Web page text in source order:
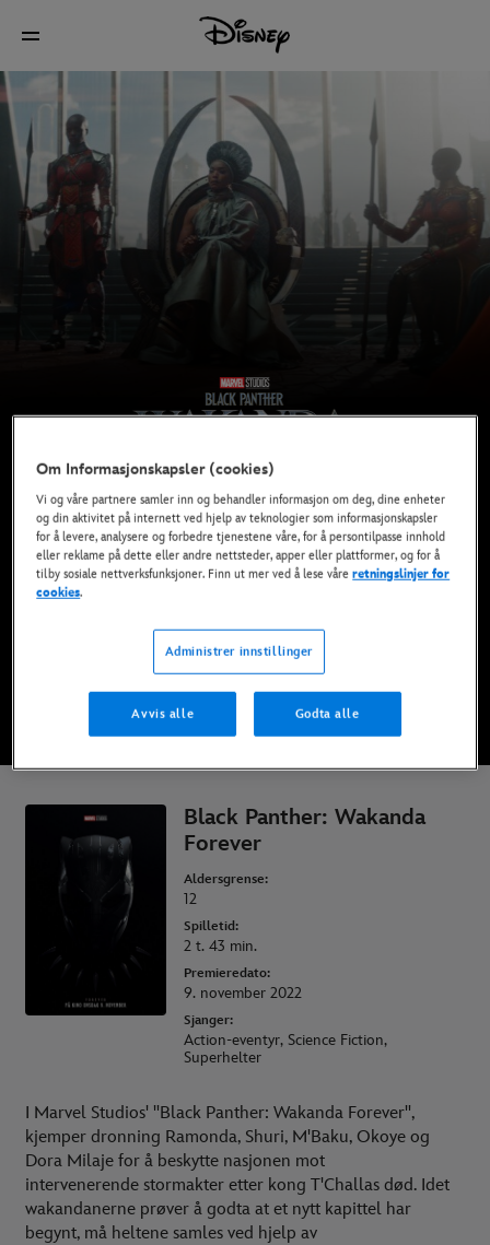
Nå tilgjengelig på Disney+*, DVD, Blu-Ray og
digitalt
KJØP FILMEN
* Vilkår gjelder | Abonnementer fra bare 69 kr per måned
Black Panther: Wakanda
Forever
Aldersgrense:
12
Spilletid:
2 t. 43 min.
Premieredato:
9. november 2022
Sjanger:
Action-eventyr, Science Fiction,
Superhelter
I Marvel Studios' "Black Panther: Wakanda Forever",
kjemper dronning Ramonda, Shuri, M'Baku, Okoye og
Dora Milaje for å beskytte nasjonen mot
intervenerende stormakter etter kong T'Challas død. Idet
wakandanerne prøver å godta at et nytt kapittel har
begynt, må heltene samles ved hjelp av
Om Informasjonskapsler (cookies)
Vi og våre partnere samler inn og behandler informasjon om deg, dine enheter
og din aktivitet på internett ved hjelp av teknologier som informasjonskapsler
for å levere, analysere og forbedre tjenestene våre, for å persontilpasse innhold
eller reklame på dette eller andre nettsteder, apper eller plattformer, og for å
tilby sosiale nettverksfunksjoner. Finn ut mer ved å lese våreretningslinjer for
cookies.
Administrer innstillinger
Avvis alle Godta alle